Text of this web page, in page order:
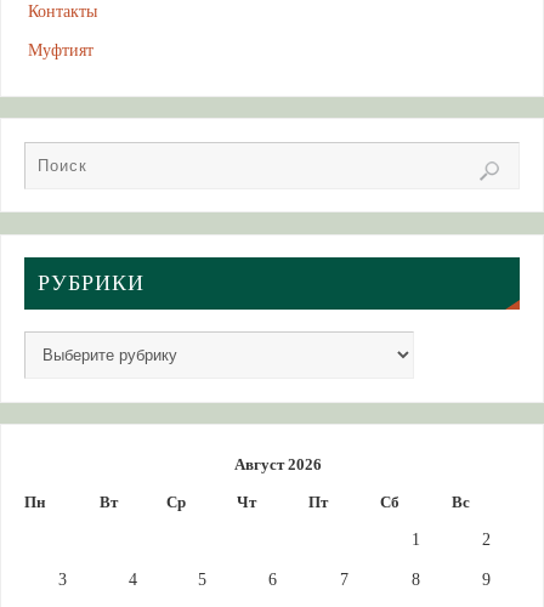
Контакты
Муфтият
РУБРИКИ
Август 2026
Пн Вт Ср Чт Пт Сб Вс
1 2
3 4 5 6 7 8 9